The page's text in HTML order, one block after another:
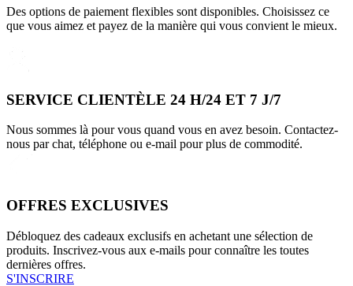
Des options de paiement flexibles sont disponibles. Choisissez ce
que vous aimez et payez de la manière qui vous convient le mieux.
SERVICE CLIENTÈLE 24 H/24 ET 7 J/7
Nous sommes là pour vous quand vous en avez besoin. Contactez-
nous par chat, téléphone ou e-mail pour plus de commodité.
OFFRES EXCLUSIVES
Débloquez des cadeaux exclusifs en achetant une sélection de
produits. Inscrivez-vous aux e-mails pour connaître les toutes
dernières offres.
S'INSCRIRE